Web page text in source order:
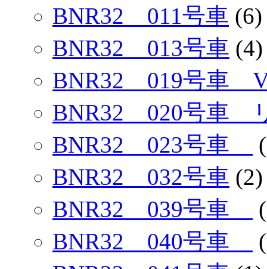
BNR32 011号車 (6)
BNR32 013号車 (4)
BNR32 019号車
BNR32 020号車
BNR32 023号車
BNR32 032号車 (2)
BNR32 039号車
BNR32 040号車